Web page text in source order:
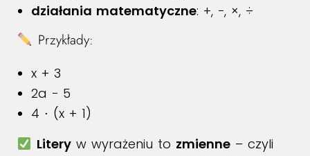
działania matematyczne: +, −, ×, ÷
Przykłady:
x + 3
2a − 5
4 ⋅ (x + 1)
Literyw wyrażeniu to zmienne– czyli